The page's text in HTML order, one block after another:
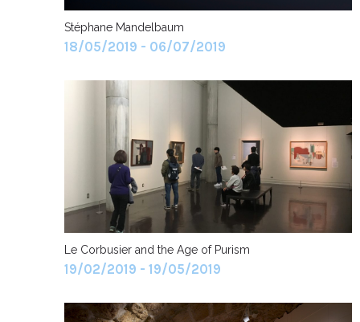
Stéphane Mandelbaum
18/05/2019 - 06/07/2019
Le Corbusier and the Age of Purism
19/02/2019 - 19/05/2019